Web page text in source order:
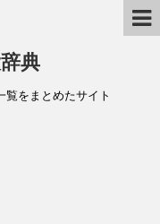
典
覧をまとめたサイト